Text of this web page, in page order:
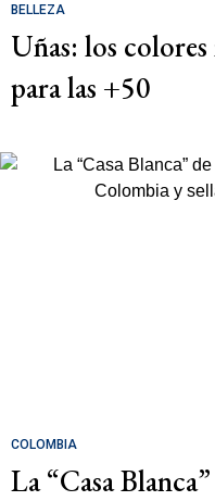
BELLEZA
Uñas: los colores
para las +50
COLOMBIA
La “Casa